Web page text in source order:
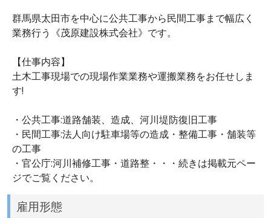
群馬県太田市を中心に公共工事から民間工事まで幅広く
業務行う《茂原建設株式会社》です。
【仕事内容】
土木工事現場での現場作業業務や運搬業務をお任せしま
す!
・公共工事:道路舗装、造成、河川堤防復旧工事
・民間工事:法人向け駐車場等の造成・整備工事・舗装等
の工事
・官公庁:河川補修工事・道路整・・・続きは掲載元ペー
ジでご覧ください。
雇用形態